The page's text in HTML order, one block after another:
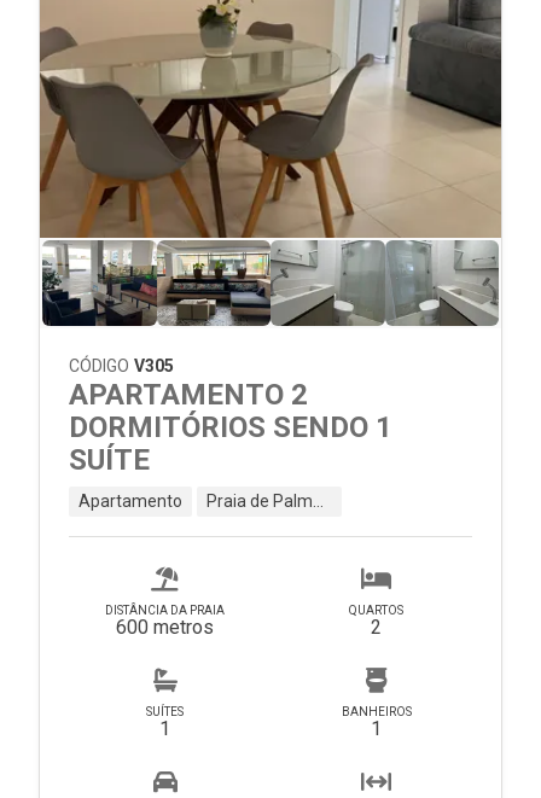
CÓDIGO V305
APARTAMENTO 2
DORMITÓRIOS SENDO 1
SUÍTE
Apartamento Praia de Palmas - Governador Celso Ramos - SC
DISTÂNCIA DA PRAIA
600 metros
QUARTOS
2
SUÍTES
1
BANHEIROS
1